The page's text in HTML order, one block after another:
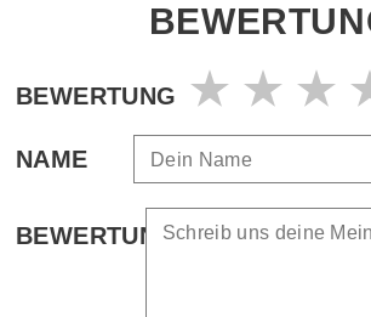
BEWERTUNG
NAME
BEWERTUNG